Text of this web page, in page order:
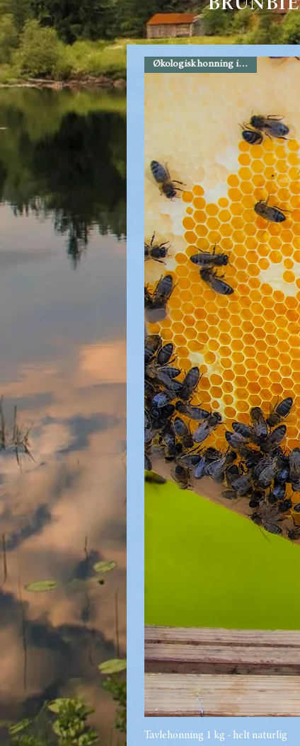
Økologisk honning i vokskake
Tavlehonning 1 kg - helt naturlig